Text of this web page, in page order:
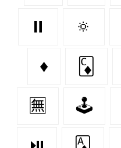
⏸ 🔅
♦️ 🃌
🈚 🕹️